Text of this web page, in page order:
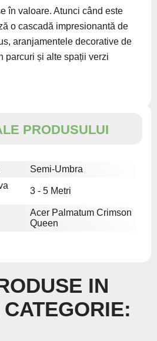
în valoare. Atunci când este
o cascadă impresionantă de
aranjamentele decorative de
parcuri și alte spații verzi
PRODUSULUI
Semi-Umbra
3 - 5 Metri
Acer Palmatum Crimson
Queen
IN